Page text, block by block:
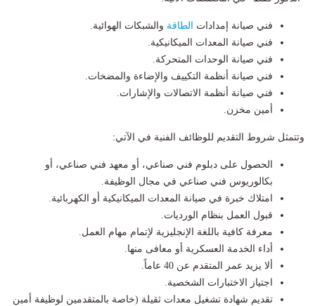
​فني صيانة إمدادات الطاقة والشبكات الهوائية.
​فني صيانة المعدات الميكانيكية.
​فني صيانة الوحدات المتحركة.
​فني صيانة أنظمة التكييف والإضاءة والمضخات.
​فني صيانة أنظمة الاتصالات والإشارات.
​أمين مخزن.
​وتتمثل شروط التقديم للوظائف الفنية في الآتي:
​الحصول على دبلوم فني صناعي، أو معهد فني صناعي، أو
بكالوريوس فني صناعي في مجال الوظيفة.
​امتلاك خبرة في صيانة المعدات الميكانيكية أو الكهربائية.
​قبول العمل بنظام الورديات.
​معرفة كافية باللغة الإنجليزية لإتمام مهام العمل.
​أداء الخدمة العسكرية أو معافى منها.
​ألا يزيد عمر المتقدم عن 40 عاماً.
​اجتياز الاختبارات الشخصية.
​تقديم شهادة تشغيل معدات ثقيلة (خاصة بالمتقدمين لوظيفة أمين